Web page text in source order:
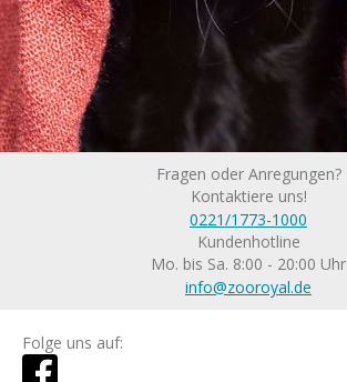
Fragen oder Anregungen?
Kontaktiere uns!
0221/1773-1000
Kundenhotline
Mo. bis Sa. 8:00 - 20:00 Uhr
info@zooroyal.de
Folge uns auf: